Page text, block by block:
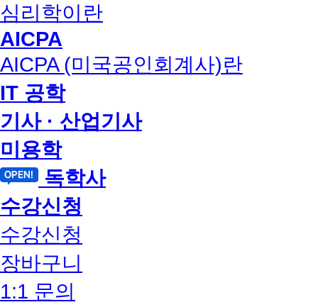
심리학이란
AICPA
AICPA (미국공인회계사)란
IT 공학
기사 · 산업기사
미용학
독학사
수강신청
수강신청
장바구니
1:1 문의